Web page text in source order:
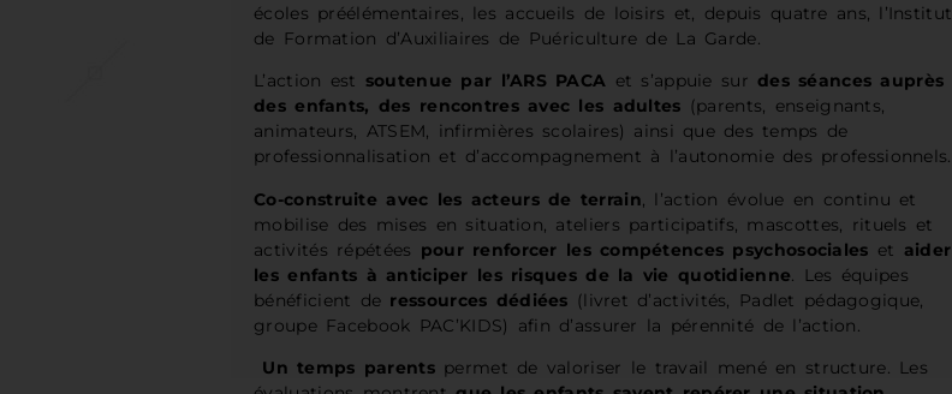
écoles préélémentaires, les accueils de loisirs et, depuis quatre ans, l’Institut
de Formation d’Auxiliaires de Puériculture de La Garde.
L’action est soutenue par l’ARS PACA et s’appuie surdes séances auprès
des enfants, des rencontres avec les adultes (parents, enseignants,
animateurs, ATSEM, infirmières scolaires) ainsi que des temps de
professionnalisation et d’accompagnement à l’autonomie des professionnels.
Co-construite avec les acteurs de terrain, l’action évolue en continu et
mobilise des mises en situation, ateliers participatifs, mascottes, rituels et
activités répétées pour renforcer les compétences psychosociales et aider
les enfants à anticiper les risques de la vie quotidienne. Les équipes
bénéficient de ressources dédiées (livret d’activités, Padlet pédagogique,
groupe Facebook PAC’KIDS) afin d’assurer la pérennité de l’action.
Un temps parentspermet de valoriser le travail mené en structure. Les